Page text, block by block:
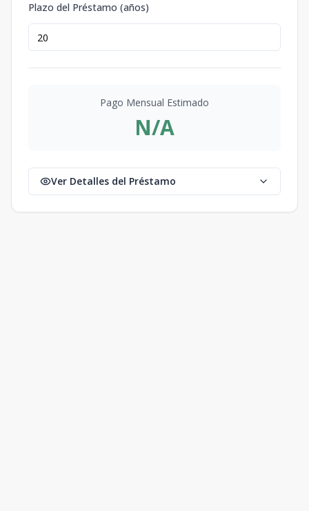
Plazo del Préstamo (años)
Pago Mensual Estimado
N/A
Ver Detalles del Préstamo